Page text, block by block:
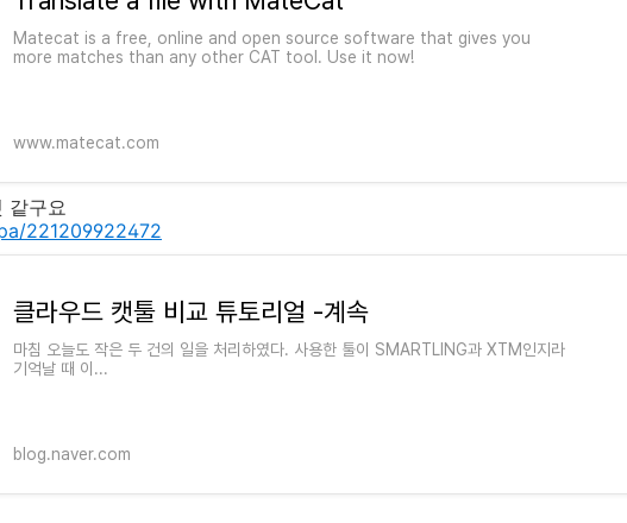
Matecat is a free, online and open source software that gives you
more matches than any other CAT tool. Use it now!
www.matecat.com
같구요
221209922472
클라우드 캣툴 비교 튜토리얼 -계속
마침 오늘도 작은 두 건의 일을 처리하였다. 사용한 툴이 SMARTLING과 XTM인지라
기억날 때 이...
blog.naver.com